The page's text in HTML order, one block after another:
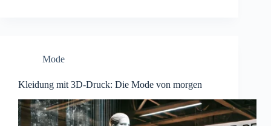
Mode
Kleidung mit 3D-Druck: Die Mode von morgen